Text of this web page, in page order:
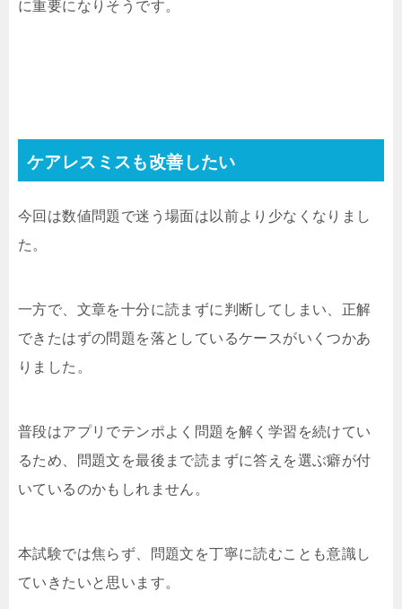
に重要になりそうです。
ケアレスミスも改善したい
今回は数値問題で迷う場面は以前より少なくなりまし
た。
一方で、文章を十分に読まずに判断してしまい、正解
できたはずの問題を落としているケースがいくつかあ
りました。
普段はアプリでテンポよく問題を解く学習を続けてい
るため、問題文を最後まで読まずに答えを選ぶ癖が付
いているのかもしれません。
本試験では焦らず、問題文を丁寧に読むことも意識し
ていきたいと思います。